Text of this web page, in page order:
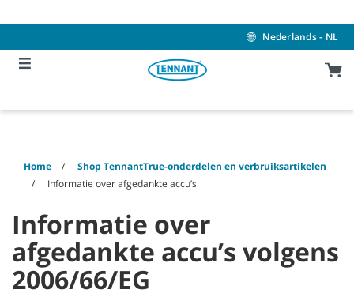
to
to
menu
Nederlands - NL
Home
Shop TennantTrue-onderdelen en verbruiksartikelen
Informatie over afgedankte accu’s
Informatie over
afgedankte accu’s volgens
2006/66/EG